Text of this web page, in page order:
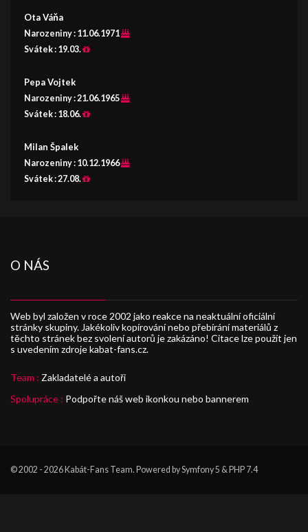
Ota Váňa
Narozeniny : 11.06.1971
Svátek : 19.03.
Pepa Vojtek
Narozeniny :21.06.1965
Svátek : 18.06.
Milan Špalek
Narozeniny : 10.12.1966
Svátek :27.08.
O NÁS
Web byl založen v roce 2002 jako reakce na neaktuální oficiální
stránky skupiny. Jakékoliv kopírování nebo přebírání materiálů z
těchto stránek bez svolení autorů je zakázáno! Citace lze použít jen
s uvedením zdroje kabat-fans.cz.
Team : Zakladatelé a autoři
Spolupráce : Podpořte náš web ikonkou nebo bannerem
© 2002 - 2026 Kabát-Fans Team. Powered by Symfony 5 & PHP 7.4